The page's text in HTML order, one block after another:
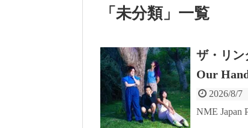
「 未分類」 一覧
ザ・リン
Our
2026/8/7
NME Japan